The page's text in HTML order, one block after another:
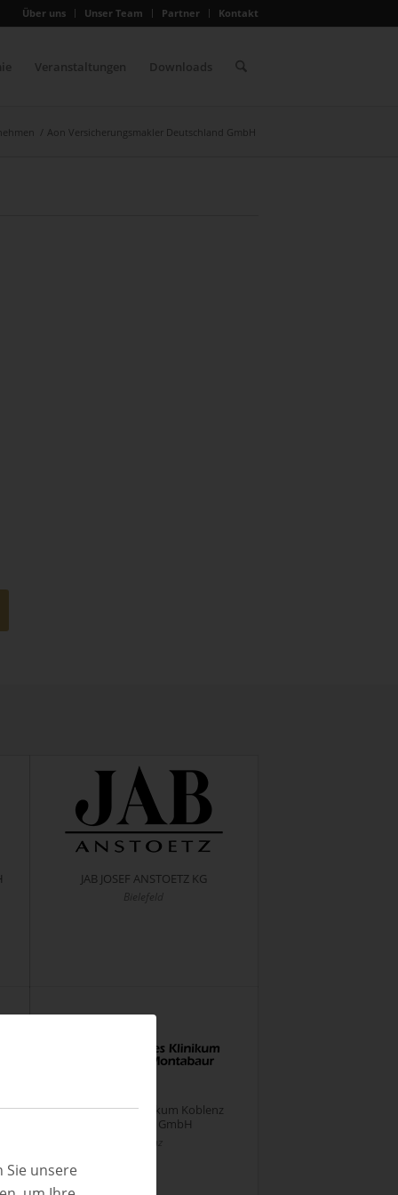
Sie unsere
Über uns Unser Team Partner Kontakt
Veranstaltungen Downloads
/ Aon Versicherungsmakler Deutschland GmbH
JAB JOSEF ANSTOETZ KG
Bielefeld
Katholisches Klinikum Koblenz
Montabaur GmbH
Koblenz